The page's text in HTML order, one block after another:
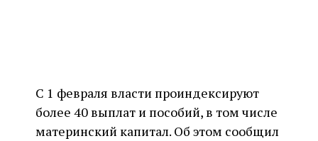
С 1 февраля власти проиндексируют
более 40 выплат и пособий, в том числе
материнский капитал. Об этом сообщил